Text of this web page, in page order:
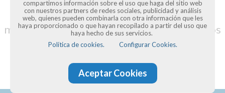
micropymes y autónomos, y contribuir a
modernizar el tejido productivo español,
mediante un bono digital que oscila entre los
2.000 y 12.000 euros
compartimos información sobre el uso que haga del sitio web
con nuestros partners de redes sociales, publicidad y análisis
web, quienes pueden combinarla con otra información que les
haya proporcionado o que hayan recopilado a partir del uso que
haya hecho de sus servicios.
Política de cookies.
Configurar Cookies.
Aceptar Cookies